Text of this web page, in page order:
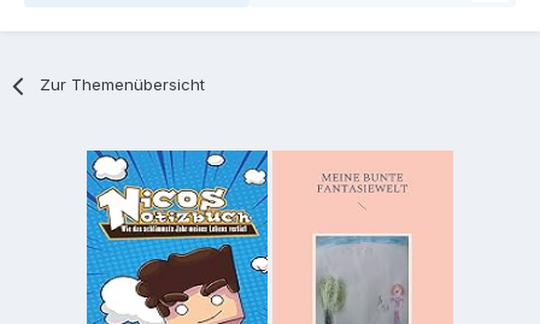
Zur Themenübersicht